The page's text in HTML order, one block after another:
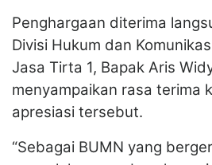
Penghargaan diterima
Divisi Hukum dan
Jasa Tirta 1, Bapak Aris
menyampaikan rasa terima
apresiasi tersebut.
“Sebagai BUMN yang